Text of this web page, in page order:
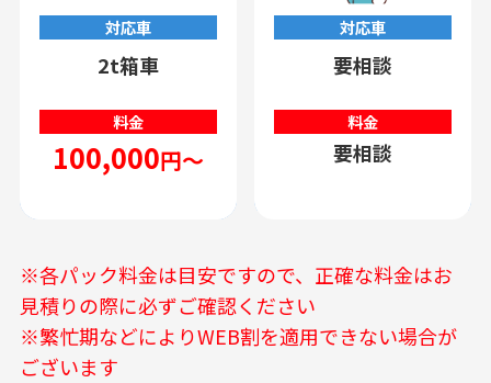
対応車
2t箱車
料金
100,000円～
対応車
要相談
料金
要相談
※各パック料金は目安ですので、正確な料金はお
見積りの際に必ずご確認ください
※繁忙期などによりWEB割を適用できない場合が
ございます